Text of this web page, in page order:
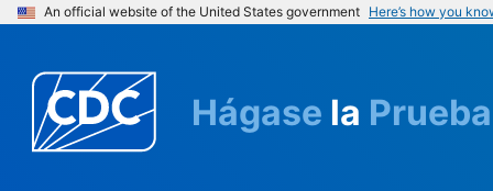
An official website of the United States government Here’s how you
Hágase la Prueba